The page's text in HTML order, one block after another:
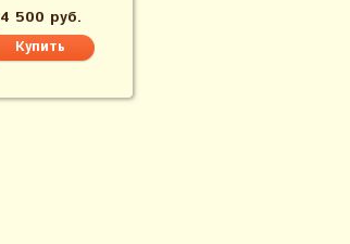
4 500 руб.